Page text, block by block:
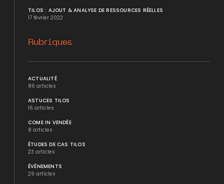
TILOS : AJOUT & ANALYSE DE RESSOURCES RÉELLES
17 février 2022
Rubriques
ACTUALITÉ
86 articles
ASTUCES TILOS
16 articles
COME IN VENDÉE
8 articles
ÉTUDES DE CAS TILOS
23 articles
ÉVÉNEMENTS
29 articles